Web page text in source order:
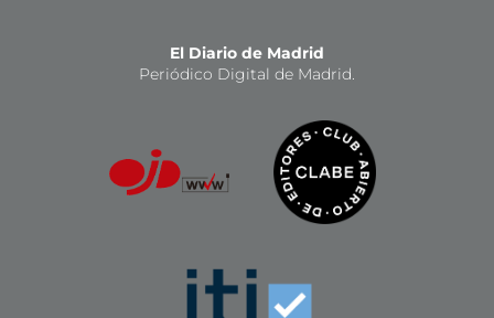
El Diario de Madrid
Periódico Digital de Madrid.